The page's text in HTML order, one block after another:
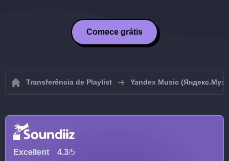
Comece grátis
Transferência de Playlist Yandex Music
Excellent 4.3/5